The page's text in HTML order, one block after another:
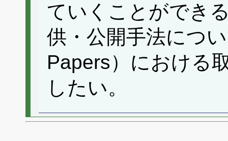
ていくことができ
供・公開手法につ
Papers）における
したい。